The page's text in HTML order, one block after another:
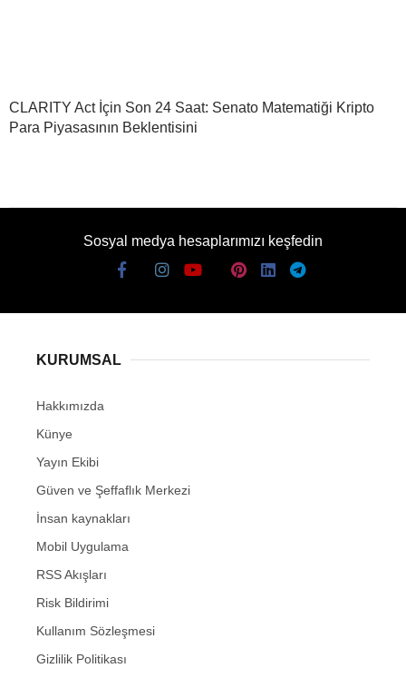
CLARITY Act İçin Son 24 Saat: Senato Matematiği Kripto
Para Piyasasının Beklentisini
Sosyal medya hesaplarımızı keşfedin
KURUMSAL
Hakkımızda
Künye
Yayın Ekibi
Güven ve Şeffaflık Merkezi
İnsan kaynakları
Mobil Uygulama
RSS Akışları
Risk Bildirimi
Kullanım Sözleşmesi
Gizlilik Politikası